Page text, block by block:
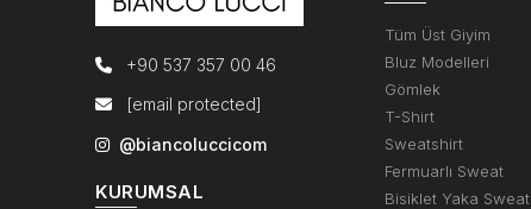
+90 537 357 00 46
[email protected]
@biancoluccicom
KURUMSAL
Tüm Üst Giyim
Bluz Modelleri
Gömlek
T-Shirt
Sweatshirt
Fermuarlı Sweat
Bisiklet Yaka Sweat